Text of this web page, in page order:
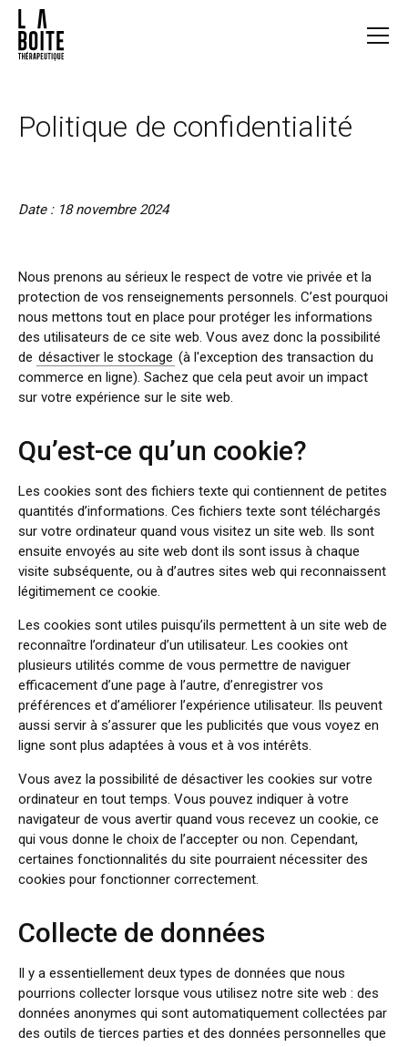
Politique de confidentialité
Date : 18 novembre 2024
Nous prenons au sérieux le respect de votre vie privée et la
protection de vos renseignements personnels. C’est pourquoi
nous mettons tout en place pour protéger les informations
des utilisateurs de ce site web. Vous avez donc la possibilité
de désactiver le stockage (à l'exception des transaction du
commerce en ligne). Sachez que cela peut avoir un impact
sur votre expérience sur le site web.
Qu’est-ce qu’un cookie?
Les cookies sont des fichiers texte qui contiennent de petites
quantités d’informations. Ces fichiers texte sont téléchargés
sur votre ordinateur quand vous visitez un site web. Ils sont
ensuite envoyés au site web dont ils sont issus à chaque
visite subséquente, ou à d’autres sites web qui reconnaissent
légitimement ce cookie.
Les cookies sont utiles puisqu’ils permettent à un site web de
reconnaître l’ordinateur d’un utilisateur. Les cookies ont
plusieurs utilités comme de vous permettre de naviguer
efficacement d’une page à l’autre, d’enregistrer vos
préférences et d’améliorer l’expérience utilisateur. Ils peuvent
aussi servir à s’assurer que les publicités que vous voyez en
ligne sont plus adaptées à vous et à vos intérêts.
Vous avez la possibilité de désactiver les cookies sur votre
ordinateur en tout temps. Vous pouvez indiquer à votre
navigateur de vous avertir quand vous recevez un cookie, ce
qui vous donne le choix de l’accepter ou non. Cependant,
certaines fonctionnalités du site pourraient nécessiter des
cookies pour fonctionner correctement.
Collecte de données
Il y a essentiellement deux types de données que nous
pourrions collecter lorsque vous utilisez notre site web : des
données anonymes qui sont automatiquement collectées par
des outils de tierces parties et des données personnelles que